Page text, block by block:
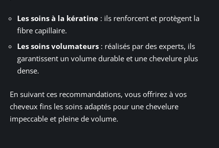
Les soins à la kératine : ils renforcent et protègent la
fibre capillaire.
Les soins volumateurs : réalisés par des experts, ils
garantissent un volume durable et une chevelure plus
dense.
En suivant ces recommandations, vous offrirez à vos
cheveux fins les soins adaptés pour une chevelure
impeccable et pleine de volume.